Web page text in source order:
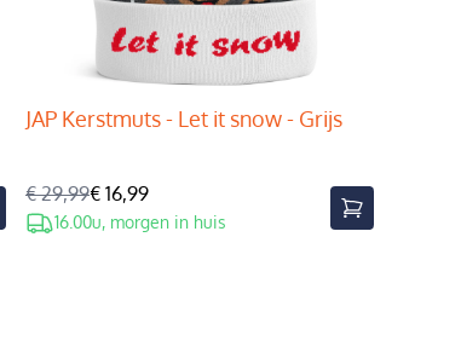
JAP Kerstmuts - Let it snow - Grijs
€ 29,99€ 16,99
16.00u, morgen in huis